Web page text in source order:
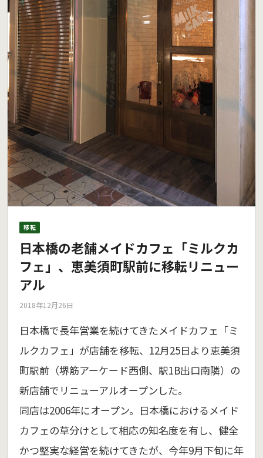
移転
日本橋の老舗メイドカフェ「ミルクカ
フェ」、恵美須町駅前に移転リニュー
アル
2018年12月26日
日本橋で長年営業を続けてきたメイドカフェ「ミ
ルクカフェ」が店舗を移転、12月25日より恵美須
町駅前（堺筋アーケード西側、駅1B出口南隣）の
新店舗でリニューアルオープンした。
同店は2006年にオープン。日本橋におけるメイド
カフェの草分けとして相応の知名度を有し、健全
かつ堅実な経営を続けてきたが、今年9月下旬に年